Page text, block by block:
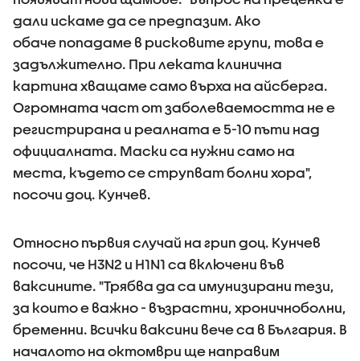
дали искаме да се предпазим. Ако
обаче попадаме в рисковите групи, това е
задължително. При леката клинична
картина хващаме само върха на айсберга.
Огромната част от заболеваемостта не е
регистрирана и реалната е 5-10 пъти над
официалната. Маски са нужни само на
места, където се струпват болни хора",
посочи доц. Кунчев.
Относно първия случай на грип доц. Кунчев
посочи, че H3N2 и H1N1 са включени във
ваксините. "Трябва да са имунизирани тези,
за които е важно - възрастни, хроничноболни,
бременни. Всички ваксини вече са в България. В
началото на октомври ще направим